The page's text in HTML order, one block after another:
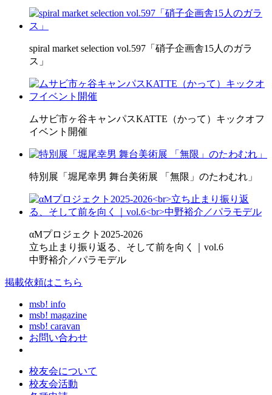
spiral market selection vol.597「硝子企画舎15人のガラ
ス」
ムサビ市ヶ谷キャンパスKATTE（かって）キックオフ
イベント開催
特別展「堀尾幸男 舞台美術展 「無限」のたわむれ」
αMプロジェクト2025-2026
立ち止まり振り返る、そして前を向く｜vol.6
中野裕介／パラモデル
掲載依頼はこちら
msb! info
msb! magazine
msb! caravan
お問い合わせ
校友会について
校友会活動